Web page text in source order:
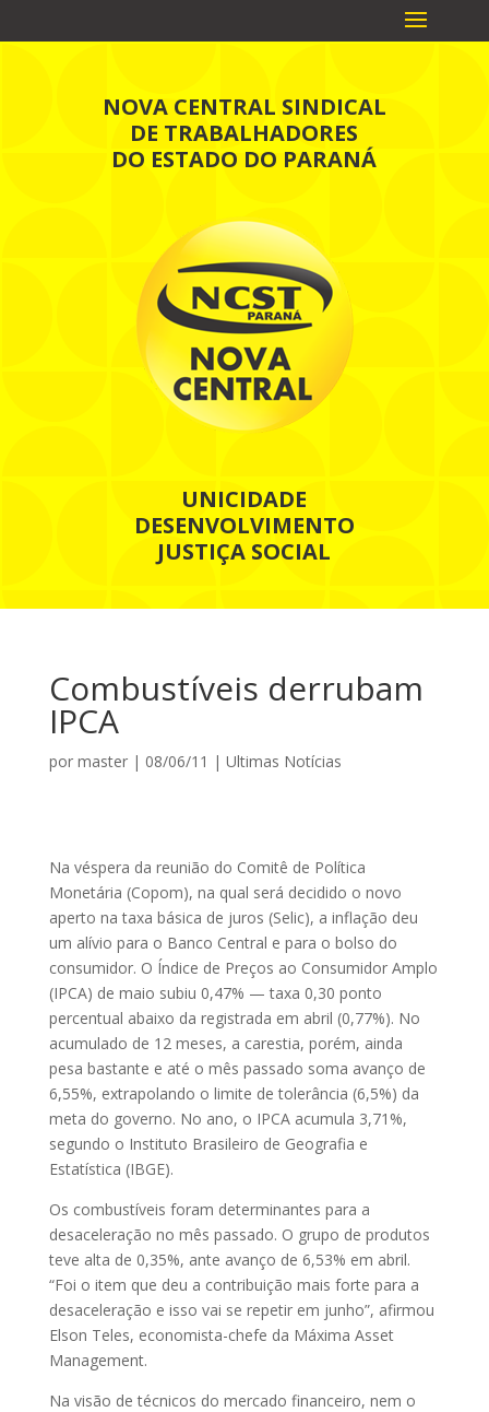
NOVA CENTRAL SINDICAL
DE TRABALHADORES
DO ESTADO DO PARANÁ
UNICIDADE
DESENVOLVIMENTO
JUSTIÇA SOCIAL
Combustíveis derrubam
IPCA
por master| 08/06/11 | Ultimas Notícias
Na véspera da reunião do Comitê de Política
Monetária (Copom), na qual será decidido o novo
aperto na taxa básica de juros (Selic), a inflação deu
um alívio para o Banco Central e para o bolso do
consumidor. O Índice de Preços ao Consumidor Amplo
(IPCA) de maio subiu 0,47% — taxa 0,30 ponto
percentual abaixo da registrada em abril (0,77%). No
acumulado de 12 meses, a carestia, porém, ainda
pesa bastante e até o mês passado soma avanço de
6,55%, extrapolando o limite de tolerância (6,5%) da
meta do governo. No ano, o IPCA acumula 3,71%,
segundo o Instituto Brasileiro de Geografia e
Estatística (IBGE).
Os combustíveis foram determinantes para a
desaceleração no mês passado. O grupo de produtos
teve alta de 0,35%, ante avanço de 6,53% em abril.
“Foi o item que deu a contribuição mais forte para a
desaceleração e isso vai se repetir em junho”, afirmou
Elson Teles, economista-chefe da Máxima Asset
Management.
Na visão de técnicos do mercado financeiro, nem o